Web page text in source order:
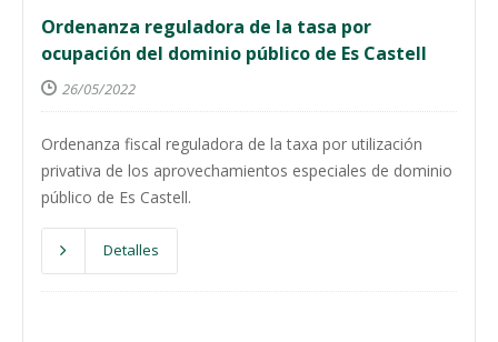
Ordenanza reguladora de la tasa por
ocupación del dominio público de Es Castell
26/05/2022
Ordenanza fiscal reguladora de la taxa por utilización
privativa de los aprovechamientos especiales de dominio
público de Es Castell.
Detalles